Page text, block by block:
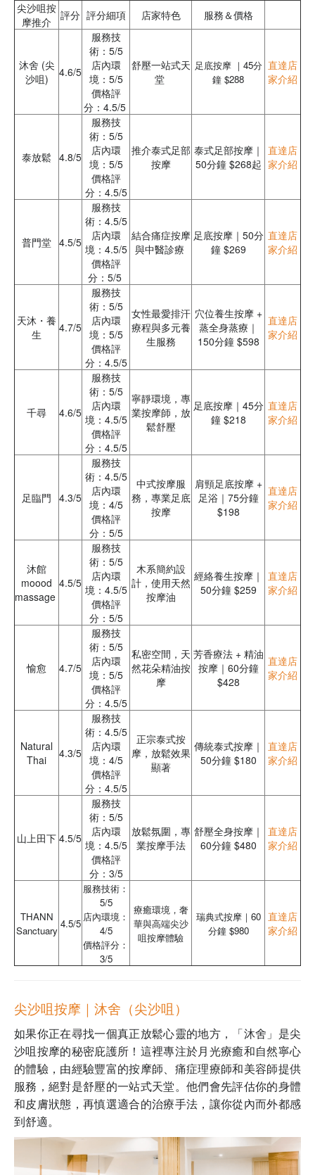
尖沙咀按
摩推介
評分 評分細項 店家特色 服務＆價格
沐舍 (尖
沙咀)
4.6/5
服務技
術：5/5
店內環
境：5/5
價格評
分：4.5/5
舒壓一站式天
堂
足底按摩 ｜45分
鐘 $288
直達店
家介紹
泰放鬆 4.8/5
服務技
術：5/5
店內環
境：5/5
價格評
分：4.5/5
推介泰式足部
按摩
泰式足部按摩｜
50分鐘 $268起
直達店
家介紹
普門堂 4.5/5
服務技
術：4.5/5
店內環
境：4.5/5
價格評
分：5/5
結合痛症按摩
與中醫診療
足底按摩｜50分
鐘 $269
直達店
家介紹
天沐・養
生
4.7/5
服務技
術：5/5
店內環
境：5/5
價格評
分：4.5/5
女性最愛排汗
療程與多元養
生服務
穴位養生按摩 +
蒸全身蒸療｜
150分鐘 $598
直達店
家介紹
千尋 4.6/5
服務技
術：5/5
店內環
境：4.5/5
價格評
分：4.5/5
寧靜環境，專
業按摩師，放
鬆舒壓
足底按摩｜45分
鐘 $218
直達店
家介紹
足臨門 4.3/5
服務技
術：4.5/5
店內環
境：4/5
價格評
分：5/5
中式按摩服
務，專業足底
按摩
肩頸足底按摩 +
足浴｜75分鐘
$198
直達店
家介紹
沐館
moood
massage
4.5/5
服務技
術：5/5
店內環
境：4.5/5
價格評
分：5/5
木系簡約設
計，使用天然
按摩油
經絡養生按摩｜
50分鐘 $259
直達店
家介紹
愉愈 4.7/5
服務技
術：5/5
店內環
境：5/5
價格評
分：4.5/5
私密空間，天
然花朵精油按
摩
芳香療法 + 精油
按摩｜60分鐘
$428
直達店
家介紹
Natural
Thai
4.3/5
服務技
術：4.5/5
店內環
境：4/5
價格評
分：4.5/5
正宗泰式按
摩，放鬆效果
顯著
傳統泰式按摩｜
50分鐘 $180
直達店
家介紹
山上田下 4.5/5
服務技
術：5/5
店內環
境：4.5/5
價格評
分：3/5
放鬆氛圍，專
業按摩手法
舒壓全身按摩｜
60分鐘 $480
直達店
家介紹
THANN
Sanctuary
4.5/5
服務技術：
5/5
店內環境：
4/5
價格評分：
3/5
療癒環境，奢
華與高端尖沙
咀按摩體驗
瑞典式按摩｜60
分鐘 $980
直達店
家介紹
尖沙咀按摩｜沐舍（尖沙咀）
如果你正在尋找一個真正放鬆心靈的地方，「沐舍」是尖
沙咀按摩的秘密庇護所！這裡專注於月光療癒和自然寧心
的體驗，由經驗豐富的按摩師、痛症理療師和美容師提供
服務，絕對是舒壓的一站式天堂。他們會先評估你的身體
和皮膚狀態，再慎選適合的治療手法，讓你從內而外都感
到舒適。